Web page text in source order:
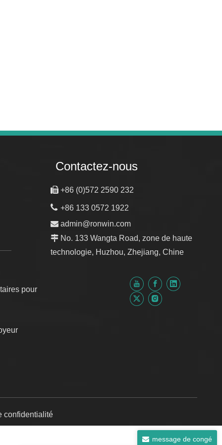
pour
Contactez-nous
+86 (0)572 2590 232
 +86 133 0572 1922
 admin@ronwin.com
No. 133 Wangta Road, zone de haute
technologie, Huzhou, Zhejiang, Chine
message de congé
confidentialité